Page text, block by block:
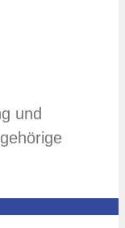
und